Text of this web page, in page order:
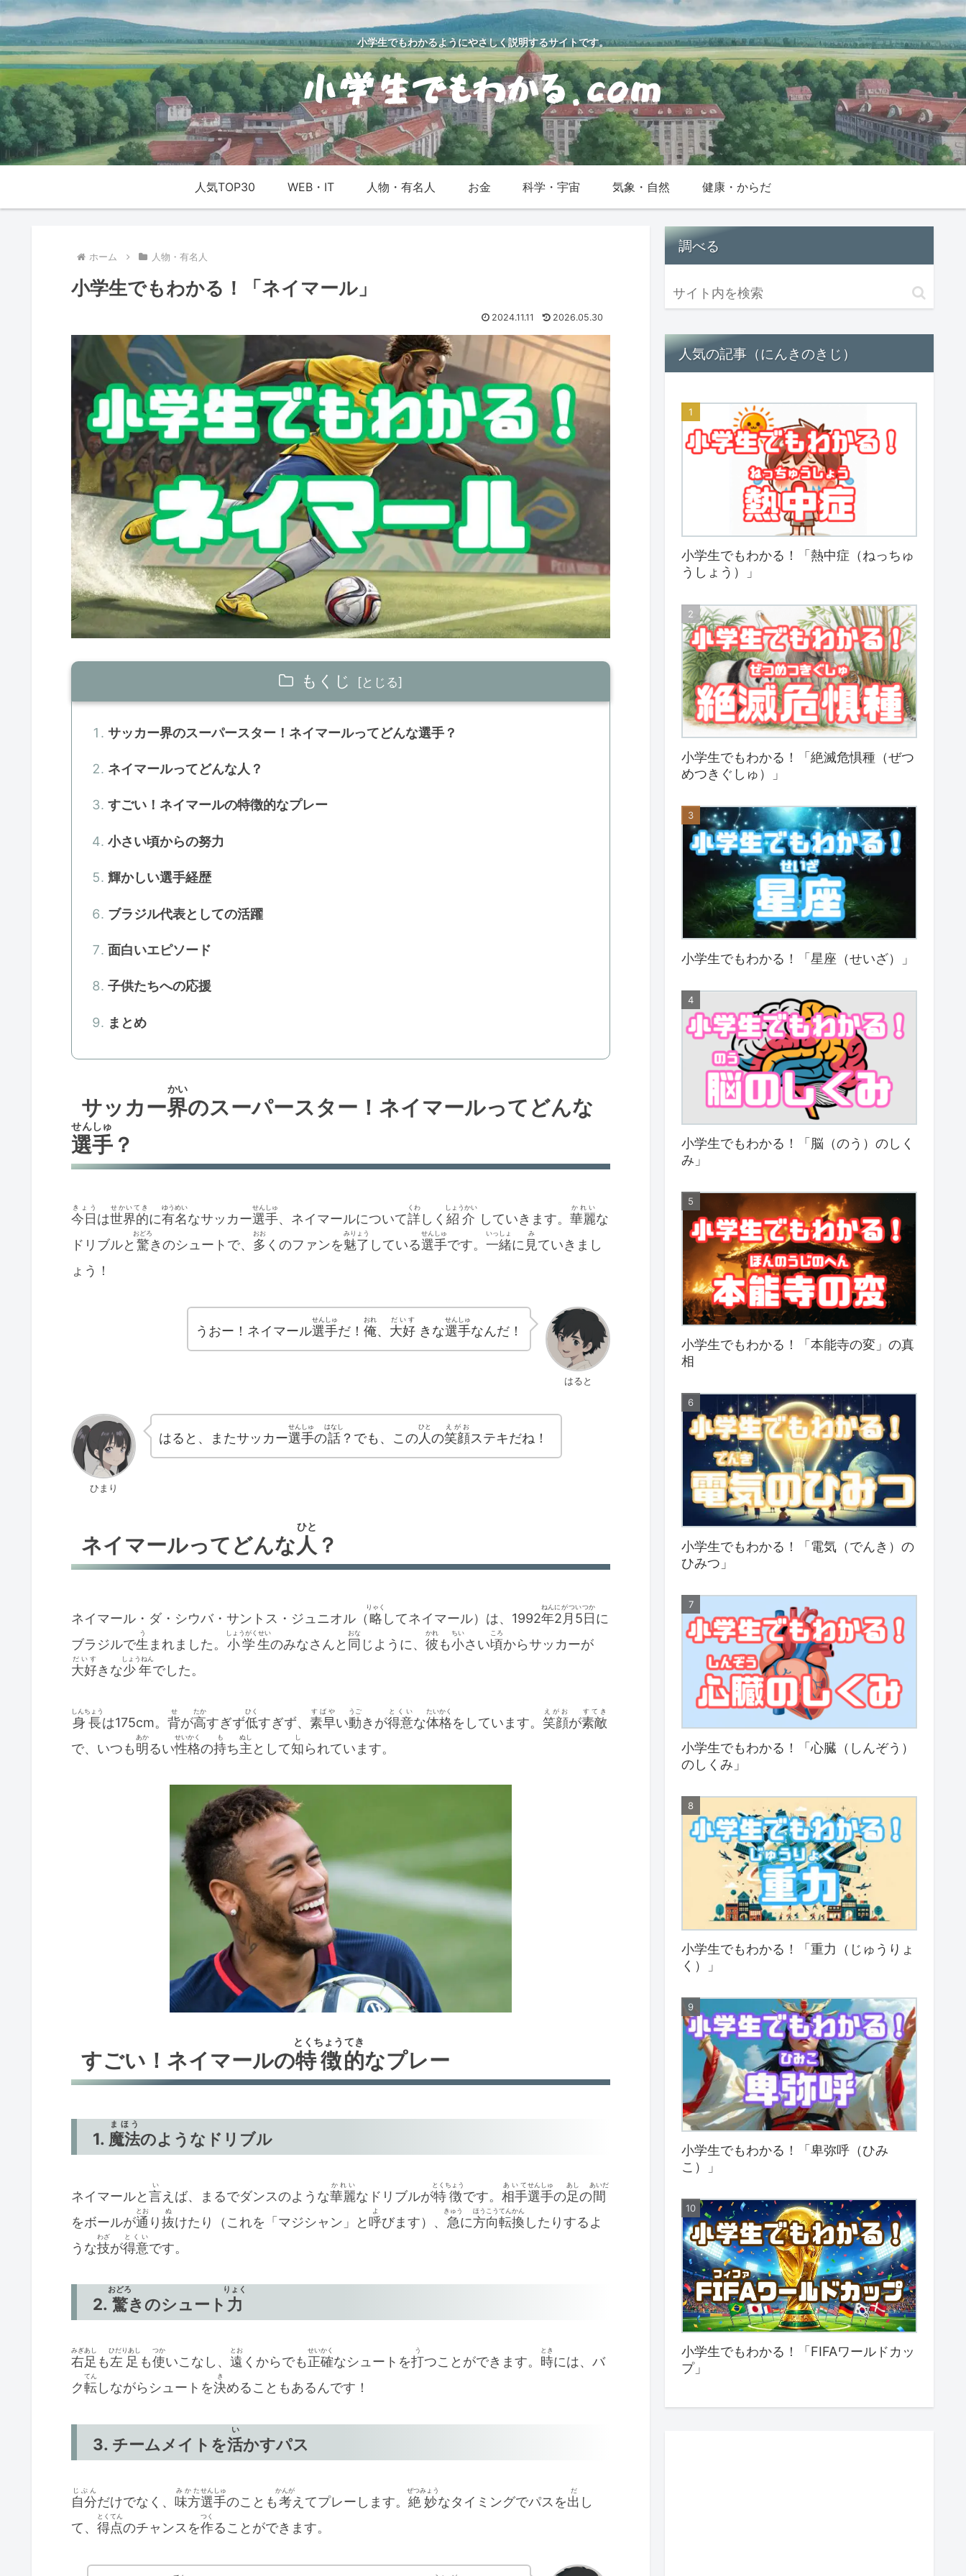
小学生でもわかるようにやさしく説明するサイトです。
人気TOP30 WEB・IT 人物・有名人 お金 科学・宇宙 気象・自然 健康・からだ
ホーム 人物・有名人
小学生でもわかる！「ネイマール」
2024.11.11 2026.05.30
もくじ
サッカー界のスーパースター！ネイマールってどんな選手？
ネイマールってどんな人？
すごい！ネイマールの特徴的なプレー
小さい頃からの努力
輝かしい選手経歴
ブラジル代表としての活躍
面白いエピソード
子供たちへの応援
まとめ
サッカー界
かい
のスーパースター！ネイマールってどんな
選手
せんしゅ
？
今日
きょう
は世界的
せかいてき
に有名
ゆうめい
なサッカー選手
せんしゅ
、ネイマールについて詳
くわ
しく 紹介
しょうかい
していきます。 華麗
かれい
な
ドリブルと 驚
おどろ
きのシュートで、 多
おお
くのファンを魅了
みりょう
している選手
せんしゅ
です。 一緒
いっしょ
に 見
み
ていきまし
ょう！
はると
うおー！ネイマール選手
せんしゅ
だ！ 俺
おれ
、 大好
だいす
きな選手
せんしゅ
なんだ！
ひまり
はると、またサッカー選手
せんしゅ
の話
はなし
？でも、この人
ひと
の笑顔
えがお
ステキだね！
ネイマールってどんな 人
ひと
？
ネイマール・ダ・シウバ・サントス・ジュニオル（略
りゃく
してネイマール）は、1992年
ねん
2月5日
にがついつか
に
ブラジルで生
う
まれました。 小学生
しょうがくせい
のみなさんと 同
おな
じように、 彼
かれ
も小
ちい
さい頃
ころ
からサッカーが
大好
だいす
きな少年
しょうねん
でした。
身長
しんちょう
は175cm。 背
せ
が高
たか
すぎず低
ひく
すぎず、 素早
すばや
い動
うご
きが得意
とくい
な体格
たいかく
をしています。 笑顔
えがお
が素敵
すてき
で、いつも明
あか
るい性格
せいかく
の持
も
ち主
ぬし
として知
し
られています。
すごい！ネイマールの特徴
とくちょう
的
てき
なプレー
1. 魔法
まほう
のようなドリブル
ネイマールと言
い
えば、まるでダンスのような華麗
かれい
なドリブルが特徴
とくちょう
です。 相手
あいて
選手
せんしゅ
の足
あし
の間
あいだ
をボールが通
とお
り抜
ぬ
けたり（これを「マジシャン」と呼
よ
びます）、 急
きゅう
に方向
ほうこう
転換
てんかん
したりするよ
うな技
わざ
が得意
とくい
です。
2. 驚
おどろ
きのシュート 力
りょく
右足
みぎあし
も左足
ひだりあし
も使
つか
いこなし、 遠
とお
くからでも正確
せいかく
なシュートを打
う
つことができます。 時
とき
には、バ
ク転
てん
しながらシュートを決
き
めることもあるんです！
3. チームメイトを活
い
かすパス
自分
じぶん
だけでなく、 味方
みかた
選手
せんしゅ
のことも考
かんが
えてプレーします。 絶妙
ぜつみょう
なタイミングでパスを出
だ
し
て、 得点
とくてん
のチャンスを作
つく
ることができます。
調べる
人気の記事（にんきのきじ）
小学生でもわかる！「熱中症（ねっちゅ
うしょう）」
小学生でもわかる！「絶滅危惧種（ぜつ
めつきぐしゅ）」
小学生でもわかる！「星座（せいざ）」
小学生でもわかる！「脳（のう）のしく
み」
小学生でもわかる！「本能寺の変」の真
相
小学生でもわかる！「電気（でんき）の
ひみつ」
小学生でもわかる！「心臓（しんぞう）
のしくみ」
小学生でもわかる！「重力（じゅうりょ
く）」
小学生でもわかる！「卑弥呼（ひみ
こ）」
小学生でもわかる！「FIFAワールドカッ
プ」